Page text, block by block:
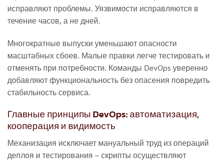
исправляют проблемы. Уязвимости исправляются в
течение часов, а не дней.
Многократные выпуски уменьшают опасности
масштабных сбоев. Малые правки легче тестировать и
отменять при потребности. Команды DevOps уверенно
добавляют функциональность без опасения повредить
стабильность сервиса.
Главные принципы DevOps: автоматизация,
кооперация и видимость
Механизация исключает мануальный труд из операций
деплоя и тестирования – скрипты осуществляют